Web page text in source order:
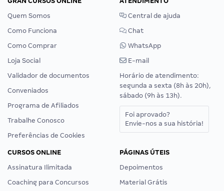
Quem Somos
Como Funciona
Como Comprar
Loja Social
Validador de documentos
Conveniados
Programa de Afiliados
Trabalhe Conosco
Preferências de Cookies
Central de ajuda
Chat
WhatsApp
E-mail
Horário de atendimento:
segunda a sexta (8h às 20h),
sábado (9h às 13h).
Foi aprovado?
Envie-nos a sua história!
CURSOS ONLINE
Assinatura Ilimitada
Coaching para Concursos
PÁGINAS ÚTEIS
Depoimentos
Material Grátis